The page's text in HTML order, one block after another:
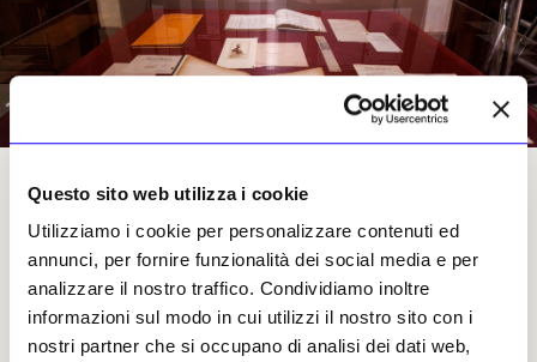
Questo sito web utilizza i cookie
Utilizziamo i cookie per personalizzare contenuti ed
annunci, per fornire funzionalità dei social media e per
analizzare il nostro traffico. Condividiamo inoltre
informazioni sul modo in cui utilizzi il nostro sito con i
nostri partner che si occupano di analisi dei dati web,
Biblioteca del Senato a Roma
Sono oltre seicento le carte dipinte su recto e
verso. La scelta di incorniciare anche le carte